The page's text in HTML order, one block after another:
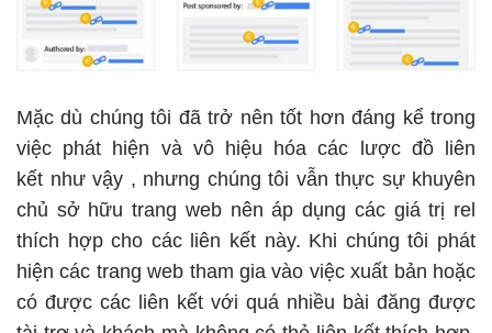
Mặc dù chúng tôi đã trở nên tốt hơn đáng kể trong
việc phát hiện và vô hiệu hóa các
lược đồ liên
kết như vậy , nhưng chúng tôi vẫn thực sự khuyên
chủ sở hữu trang web nên áp dụng các giá trị rel
thích hợpcho các liên kết này. Khi chúng tôi phát
hiện các trang web tham gia vào việc xuất bản hoặc
có được các liên kết với quá nhiều bài đăng được